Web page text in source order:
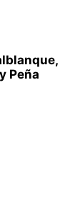
Peña